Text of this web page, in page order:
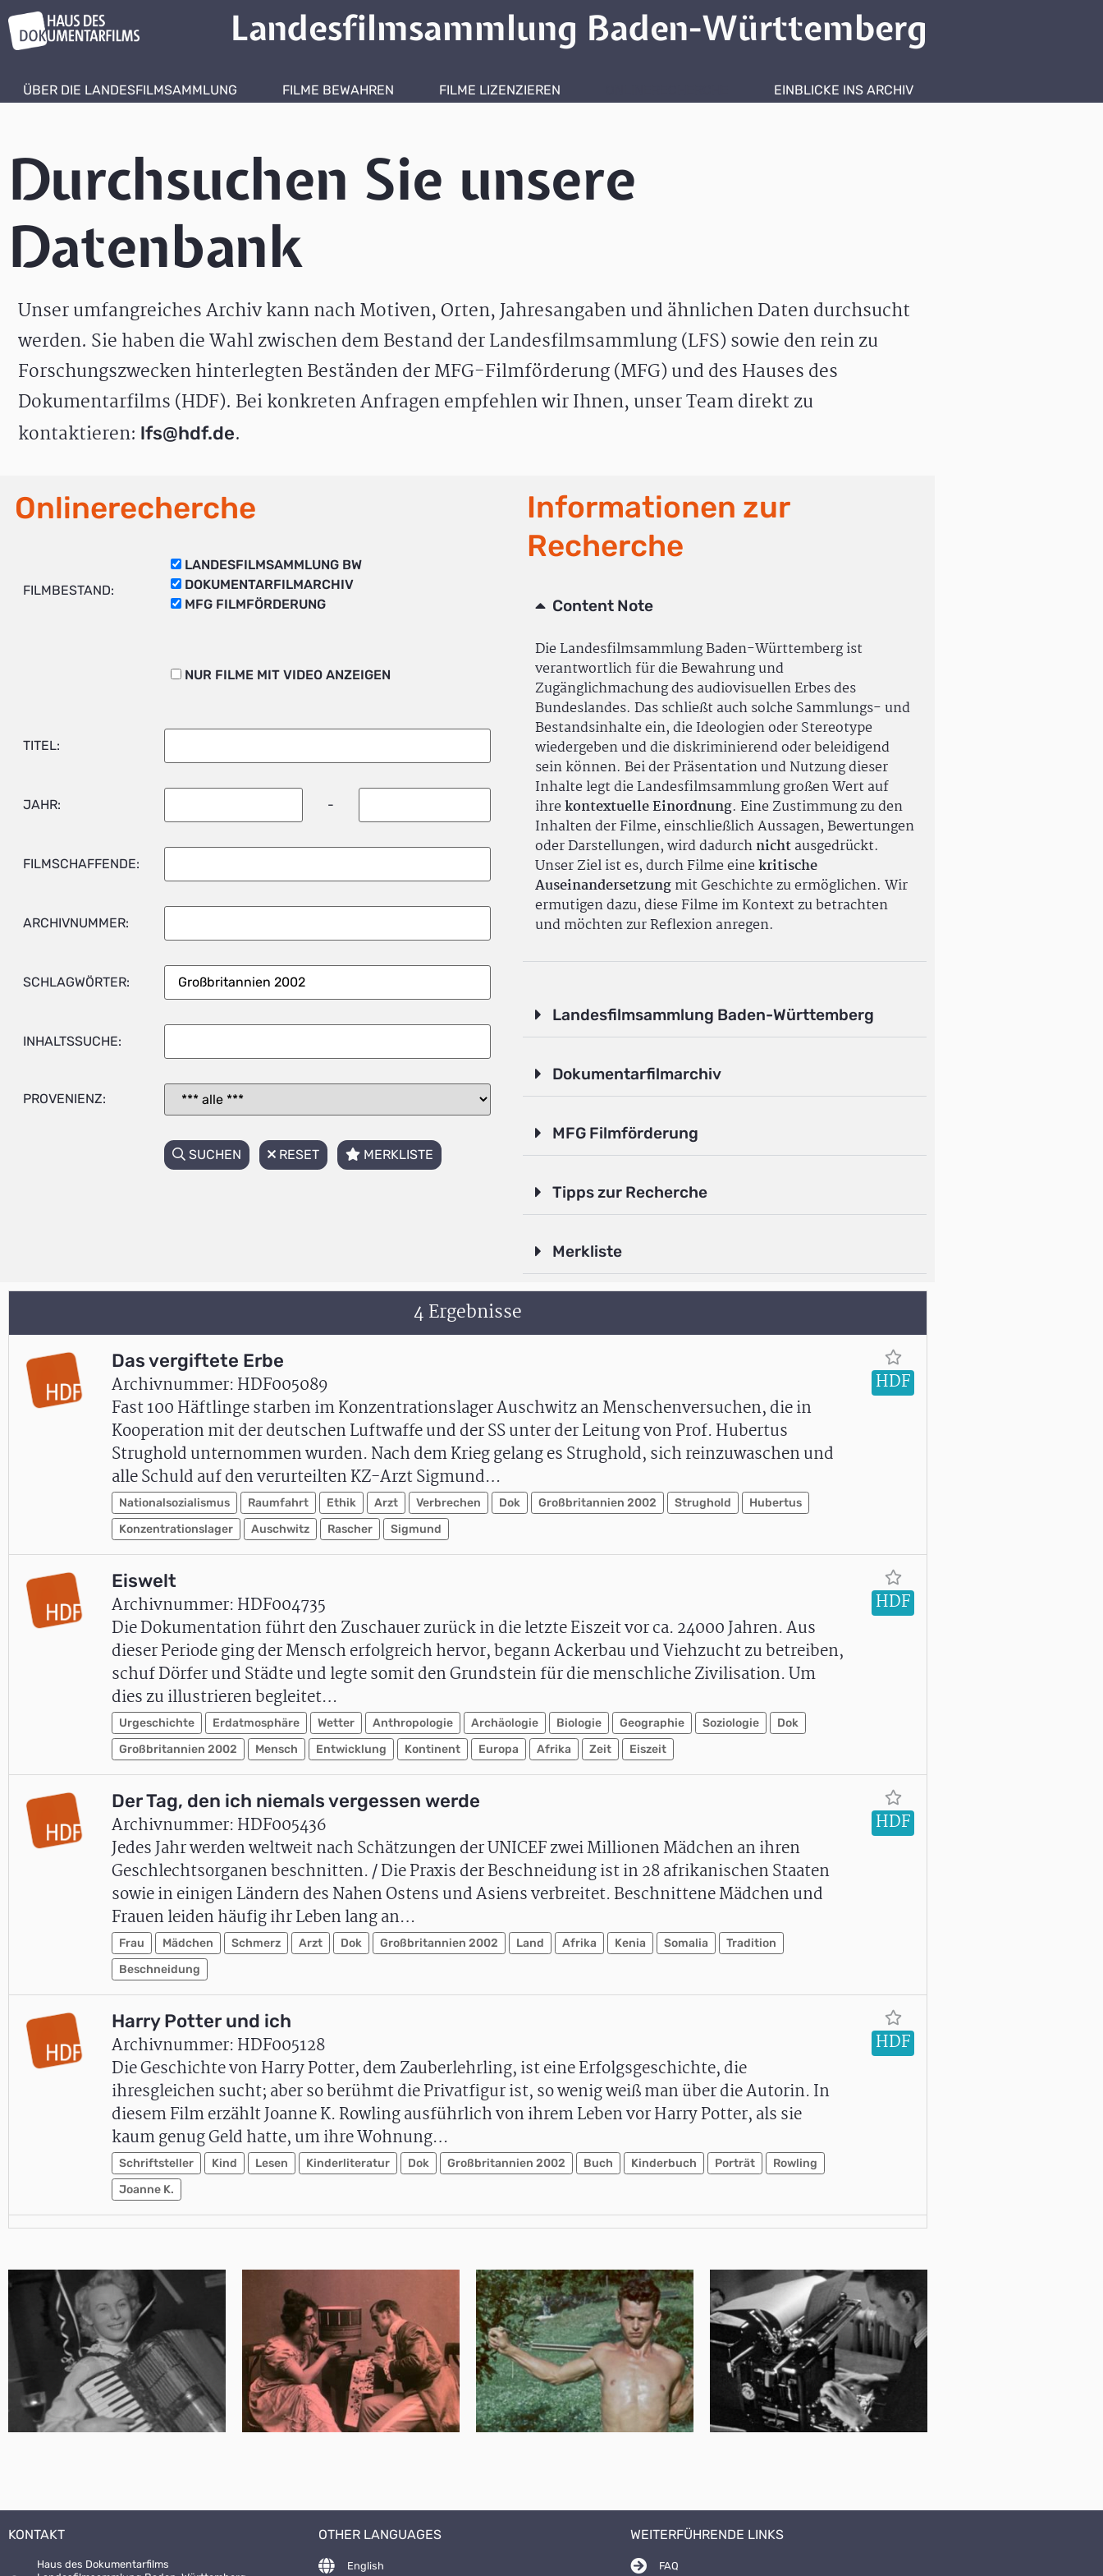
Landesfilmsammlung Baden-Württemberg
ÜBER DIE LANDESFILMSAMMLUNG FILME BEWAHREN FILME LIZENZIEREN EINBLICKE INS ARCHIV
Durchsuchen Sie unsere
Datenbank
Unser umfangreiches Archiv kann nach Motiven, Orten, Jahresangaben und ähnlichen Daten durchsucht
werden. Sie haben die Wahl zwischen dem Bestand der Landesfilmsammlung (LFS) sowie den rein zu
Forschungszwecken hinterlegten Beständen der MFG-Filmförderung (MFG) und des Hauses des
Dokumentarfilms (HDF). Bei konkreten Anfragen empfehlen wir Ihnen, unser Team direkt zu
kontaktieren: lfs@hdf.de.
Onlinerecherche
FILMBESTAND:
LANDESFILMSAMMLUNG BW
DOKUMENTARFILMARCHIV
MFG FILMFÖRDERUNG
NUR FILME MIT VIDEO ANZEIGEN
TITEL:
JAHR: -
FILMSCHAFFENDE:
ARCHIVNUMMER:
SCHLAGWÖRTER:
INHALTSSUCHE:
PROVENIENZ:
SUCHEN RESET MERKLISTE
Informationen zur
Recherche
Content Note
Die Landesfilmsammlung Baden-Württemberg ist
verantwortlich für die Bewahrung und
Zugänglichmachung des audiovisuellen Erbes des
Bundeslandes. Das schließt auch solche Sammlungs- und
Bestandsinhalte ein, die Ideologien oder Stereotype
wiedergeben und die diskriminierend oder beleidigend
sein können. Bei der Präsentation und Nutzung dieser
Inhalte legt die Landesfilmsammlung großen Wert auf
ihrekontextuelle Einordnung. Eine Zustimmung zu den
Inhalten der Filme, einschließlich Aussagen, Bewertungen
oder Darstellungen, wird dadurchnichtausgedrückt.
Unser Ziel ist es, durch Filme einekritische
Auseinandersetzungmit Geschichte zu ermöglichen. Wir
ermutigen dazu, diese Filme im Kontext zu betrachten
und möchten zur Reflexion anregen.
Landesfilmsammlung Baden-Württemberg
Dokumentarfilmarchiv
MFG Filmförderung
Tipps zur Recherche
Merkliste
4 Ergebnisse
Das vergiftete Erbe
Archivnummer: HDF005089
Fast 100 Häftlinge starben im Konzentrationslager Auschwitz an Menschenversuchen, die in
Kooperation mit der deutschen Luftwaffe und der SS unter der Leitung von Prof. Hubertus
Strughold unternommen wurden. Nach dem Krieg gelang es Strughold, sich reinzuwaschen und
alle Schuld auf den verurteilten KZ-Arzt Sigmund…
Nationalsozialismus Raumfahrt Ethik Arzt Verbrechen Dok Großbritannien 2002 Strughold
Hubertus
Konzentrationslager
Auschwitz Rascher Sigmund
HDF
Eiswelt
Archivnummer: HDF004735
Die Dokumentation führt den Zuschauer zurück in die letzte Eiszeit vor ca. 24000 Jahren. Aus
dieser Periode ging der Mensch erfolgreich hervor, begann Ackerbau und Viehzucht zu betreiben,
schuf Dörfer und Städte und legte somit den Grundstein für die menschliche Zivilisation. Um
dies zu illustrieren begleitet…
Urgeschichte Erdatmosphäre Wetter Anthropologie Archäologie Biologie Geographie Soziologie
Dok
Großbritannien 2002
Mensch Entwicklung Kontinent Europa Afrika Zeit Eiszeit
HDF
Der Tag, den ich niemals vergessen werde
Archivnummer: HDF005436
Jedes Jahr werden weltweit nach Schätzungen der UNICEF zwei Millionen Mädchen an ihren
Geschlechtsorganen beschnitten. / Die Praxis der Beschneidung ist in 28 afrikanischen Staaten
sowie in einigen Ländern des Nahen Ostens und Asiens verbreitet. Beschnittene Mädchen und
Frauen leiden häufig ihr Leben lang an…
Frau Mädchen Schmerz Arzt Dok Großbritannien 2002 Land Afrika Kenia Somalia
Tradition
Beschneidung
HDF
Harry Potter und ich
Archivnummer: HDF005128
Die Geschichte von Harry Potter, dem Zauberlehrling, ist eine Erfolgsgeschichte, die
ihresgleichen sucht; aber so berühmt die Privatfigur ist, so wenig weiß man über die Autorin. In
diesem Film erzählt Joanne K. Rowling ausführlich von ihrem Leben vor Harry Potter, als sie
kaum genug Geld hatte, um ihre Wohnung…
Schriftsteller Kind Lesen Kinderliteratur Dok Großbritannien 2002 Buch Kinderbuch Porträt
Rowling
Joanne K.
HDF
KONTAKT
Haus des Dokumentarfilms
OTHER LANGUAGES
English
WEITERFÜHRENDE LINKS
FAQ